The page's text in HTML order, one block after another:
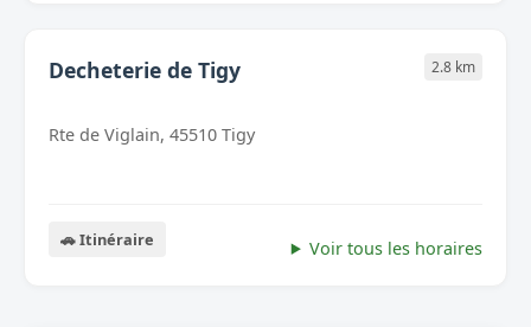
Decheterie de Tigy 2.8 km
Rte de Viglain, 45510 Tigy
🚗 Itinéraire Voir tous les horaires